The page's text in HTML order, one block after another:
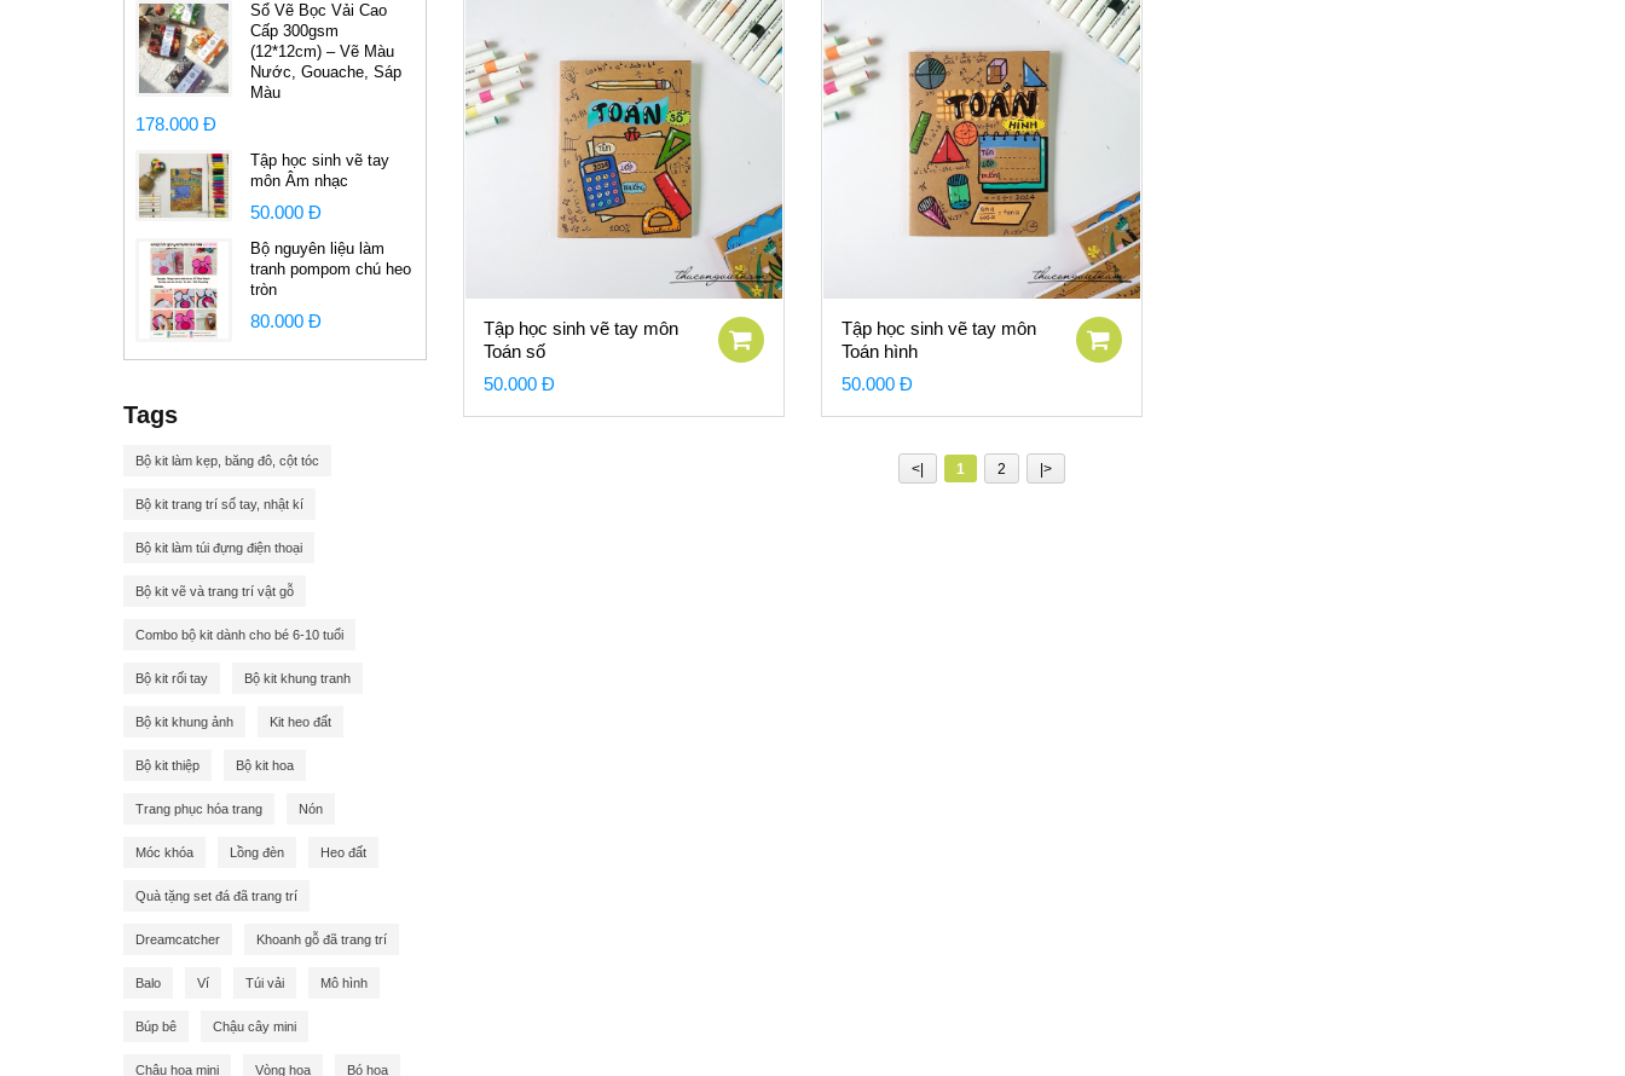
Sổ Vẽ Bọc Vải Cao
Cấp 300gsm
(12*12cm) – Vẽ Màu
Nước, Gouache, Sáp
Màu
178.000 Đ
Tập học sinh vẽ tay
môn Âm nhạc
50.000 Đ
Bộ nguyên liệu làm
tranh pompom chú heo
tròn
80.000 Đ
Tags
Bộ kit làm kẹp, băng đô, cột tóc
Bộ kit trang trí sổ tay, nhật kí
Bộ kit làm túi đựng điện thoại
Bộ kit vẽ và trang trí vật gỗ
Combo bộ kit dành cho bé 6-10 tuổi
Bộ kit rối tay Bộ kit khung tranh
Bộ kit khung ảnh Kit heo đất
Bộ kit thiệp Bộ kit hoa
Trang phục hóa trang Nón
Móc khóa Lồng đèn Heo đất
Quà tặng set đá đã trang trí
Dreamcatcher Khoanh gỗ đã trang trí
Balo Ví Túi vải Mô hình
Búp bê Chậu cây mini
Chậu hoa mini Vòng hoa Bó hoa
Tập học sinh vẽ tay môn
Toán số
50.000 Đ
Tập học sinh vẽ tay môn
Toán hình
50.000 Đ
<| 1 2 |>